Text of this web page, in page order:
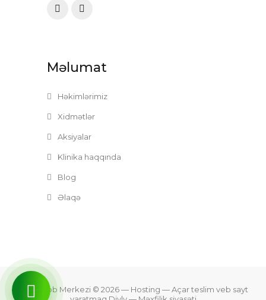
Məlumat
Həkimlərimiz
Xidmətlər
Aksiyalar
Klinika haqqında
Blog
Əlaqə
Zefer Tibb Merkezi © 2026— Hosting —Açar teslim veb sayt